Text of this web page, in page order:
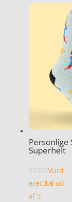
Personlige
Superhelt
Vurd
eret 3.6ud
af 5